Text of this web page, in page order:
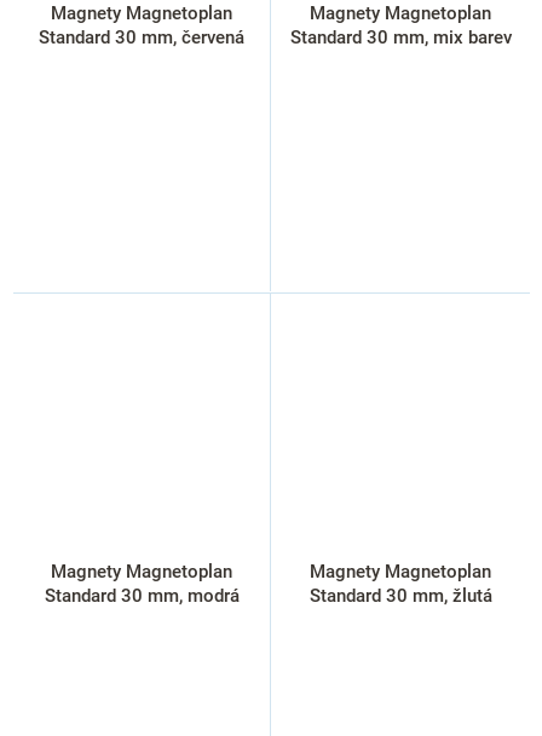
Magnety Magnetoplan
Standard 30 mm, červená
Magnety Magnetoplan
Standard 30 mm, mix barev
Magnety Magnetoplan
Standard 30 mm, modrá
Magnety Magnetoplan
Standard 30 mm, žlutá